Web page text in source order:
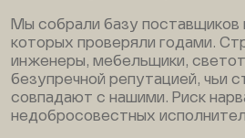
Мы собрали базу поставщиков
которых проверяли годами.
инженеры, мебельщики,
безупречной репутацией, чьи
совпадают с нашими. Риск
недобросовестных